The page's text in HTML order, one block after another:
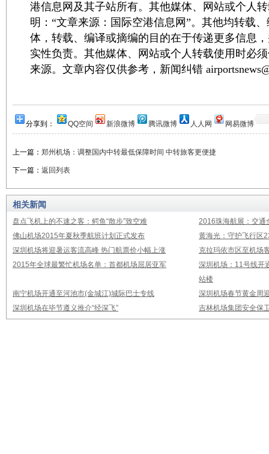
港信息网及其子站所有。其他媒体、网站或个人
明：“文章来源：国际空港信息网”。其他均转载
体，转载、编译或摘编的目的在于传递更多信息
实性负责。其他媒体、网站或个人转载使用时必
来源。文章内容仅供参考，新闻纠错
分享到： QQ空间 新浪微博 腾讯微博 人人网 网易微博
上一篇： 郑州机场：调整国内中转最低保障时间 中转旅客更便捷
下一篇： 返回列表
相关新闻
盘点飞机上的不速之客：鳄鱼“散步”致空难
2016珠海航展：交通
佛山机场2015年夏秋季航班计划正式发布
黄海光：守护飞行区
深圳机场将迎暑运客流高峰 热门航票价小幅上涨
克拉玛依市区至机场
2015年全球最繁忙机场名单：首都机场屈居亚军
深圳机场：11号线开
站楼
南宁机场开通至河池市(金城江)城际巴士专线
深圳机场春节黄金周
深圳机场在毕节遵义推介“经深飞”
吉林机场集团安全保